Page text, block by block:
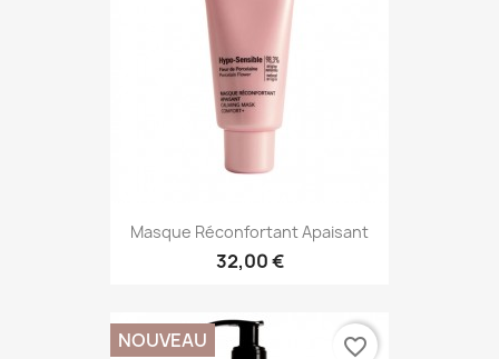
Masque Réconfortant Apaisant
32,00 €
NOUVEAU favorite_border